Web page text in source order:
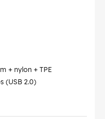
+ nylon + TPE
(USB 2.0)